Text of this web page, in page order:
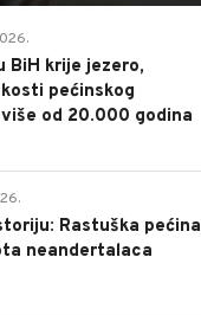
BiH krije jezero,
pećinskog
od 20.000 godina
Rastuška pećina
neandertalaca